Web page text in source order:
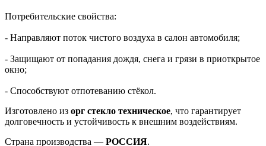
Потребительские свойства:
- Направляют поток чистого воздуха в салон автомобиля;
- Защищают от попадания дождя, снега и грязи в приоткрытое
окно;
- Способствуют отпотеванию стёкол.
Изготовлено из орг стекло техническое, что гарантирует
долговечность и устойчивость к внешним воздействиям.
Страна производства — РОССИЯ.